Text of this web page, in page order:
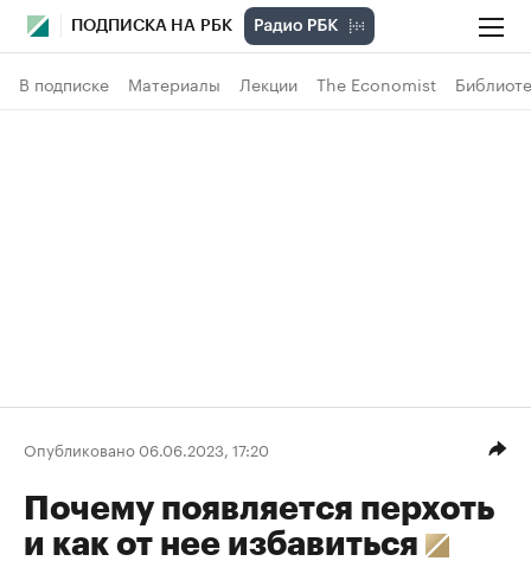
ПОДПИСКА НА РБК
В подписке Материалы Лекции The Economist
Опубликовано 06.06.2023, 17:20
Почему появляется перхоть
и как от нее избавиться